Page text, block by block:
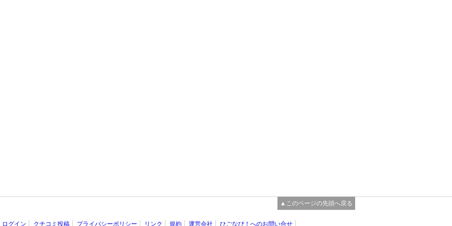
▲このページの先頭へ戻る
ログイン クチコミ投稿 プライバシーポリシー リンク 規約 運営会社 ひごなび！へのお問い合せ